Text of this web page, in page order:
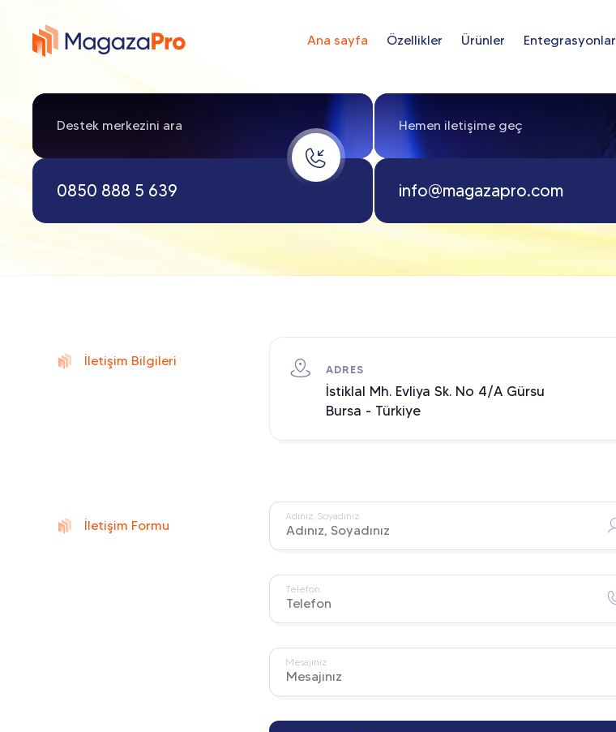
Ana sayfa Özellikler Ürünler Entegrasyonlar
Destek merkezini ara
0850 888 5 639
Hemen iletişime geç
info@magazapro.com
İletişim Bilgileri
ADRES
İstiklal Mh. Evliya Sk. No 4/A Gürsu
Bursa - Türkiye
İletişim Formu
Adınız, Soyadınız
Telefon
Mesajınız